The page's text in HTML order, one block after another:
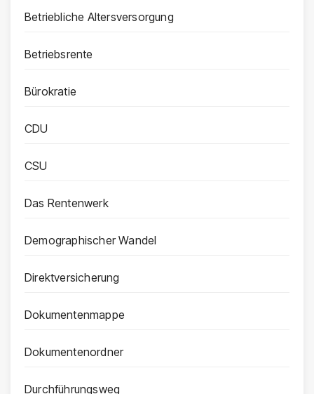
Betriebliche Altersversorgung
Betriebsrente
Bürokratie
CDU
CSU
Das Rentenwerk
Demographischer Wandel
Direktversicherung
Dokumentenmappe
Dokumentenordner
Durchführungsweg